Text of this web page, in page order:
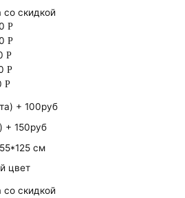
со скидкой
Р
Р
Р
Р
Р
+ 100руб
+ 150руб
см
цвет
со скидкой